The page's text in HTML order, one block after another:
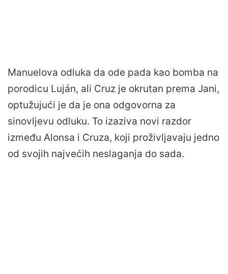
Manuelova odluka da ode pada kao bomba na
porodicu Luján, ali Cruz je okrutan prema Jani,
optužujući je da je ona odgovorna za
sinovljevu odluku. To izaziva novi razdor
između Alonsa i Cruza, koji proživljavaju jedno
od svojih najvećih neslaganja do sada.